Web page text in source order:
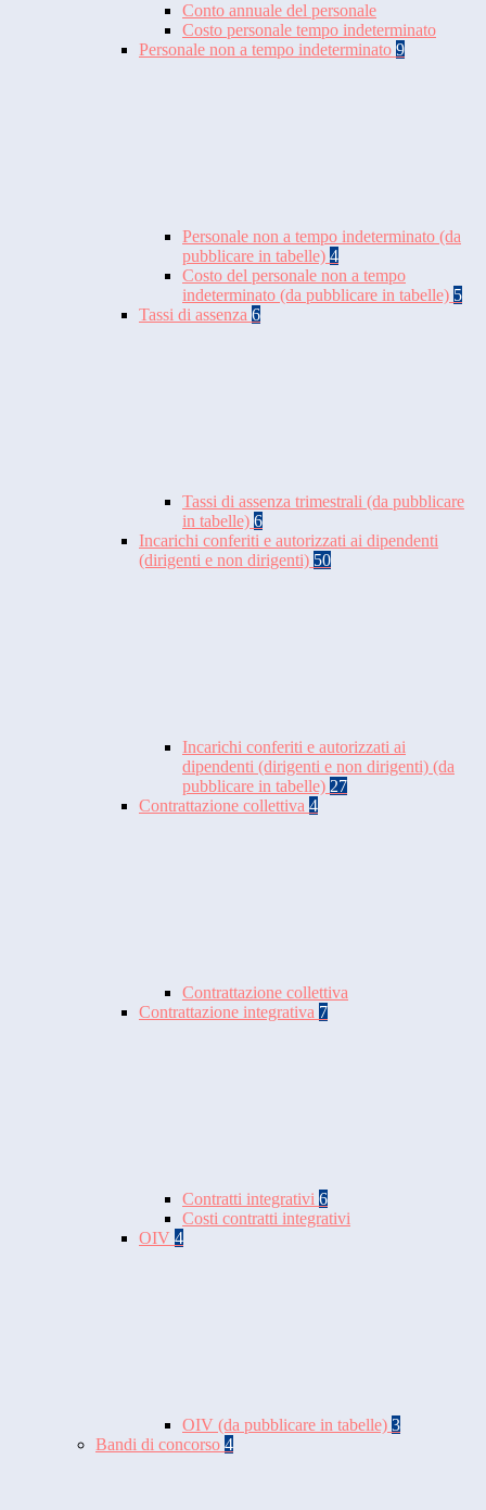
Conto annuale del personale
Costo personale tempo indeterminato
Personale non a tempo indeterminato 9
Personale non a tempo indeterminato (da
pubblicare in tabelle) 4
Costo del personale non a tempo
indeterminato (da pubblicare in tabelle) 5
Tassi di assenza 6
Tassi di assenza trimestrali (da pubblicare
in tabelle) 6
Incarichi conferiti e autorizzati ai dipendenti
(dirigenti e non dirigenti) 50
Incarichi conferiti e autorizzati ai
dipendenti (dirigenti e non dirigenti) (da
pubblicare in tabelle) 27
Contrattazione collettiva 4
Contrattazione collettiva
Contrattazione integrativa 7
Contratti integrativi 6
Costi contratti integrativi
OIV 4
OIV (da pubblicare in tabelle) 3
Bandi di concorso 4